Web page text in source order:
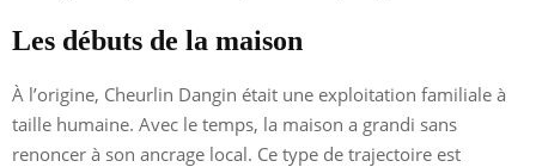
Les débuts de la maison
À l’origine, Cheurlin Dangin était une exploitation familiale à
taille humaine. Avec le temps, la maison a grandi sans
renoncer à son ancrage local. Ce type de trajectoire est